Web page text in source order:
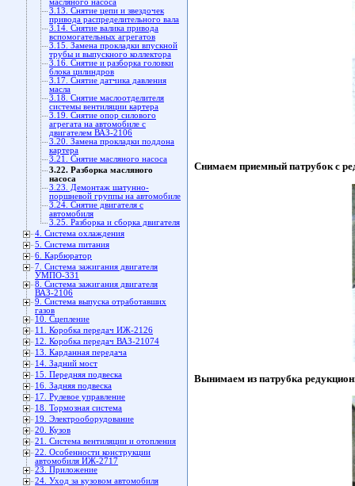
масляного насоса
3.13. Снятие цепи и звездочек
привода распределительного вала
3.14. Снятие валика привода
вспомогательных агрегатов
3.15. Замена прокладки впускной
трубы и выпускного коллектора
3.16. Снятие и разборка головки
блока цилиндров
3.17. Снятие датчика давления
масла
3.18. Снятие маслоотделителя
системы вентиляции картера
3.19. Снятие опор силового
агрегата на автомобиле с
двигателем ВАЗ-2106
3.20. Замена прокладки поддона
картера
3.21. Снятие масляного насоса
3.22. Разборка масляного
насоса
3.23. Демонтаж шатунно-
поршневой группы на автомобиле
3.24. Снятие двигателя с
автомобиля
3.25. Разборка и сборка двигателя
4. Система охлаждения
5. Система питания
6. Карбюратор
7. Система зажигания двигателя
УМПО-331
8. Система зажигания двигателя
ВАЗ-2106
9. Система выпуска отработавших
газов
10. Сцепление
11. Коробка передач ИЖ-2126
12. Коробка передач ВАЗ-21074
13. Карданная передача
14. Задний мост
15. Передняя подвеска
16. Задняя подвеска
17. Рулевое управление
18. Тормозная система
19. Электрооборудование
20. Кузов
21. Система вентиляции и отопления
22. Особенности конструкции
автомобиля ИЖ-2717
23. Приложение
24. Уход за кузовом автомобиля
Снимаем приемный патрубок с
Вынимаем из патрубка